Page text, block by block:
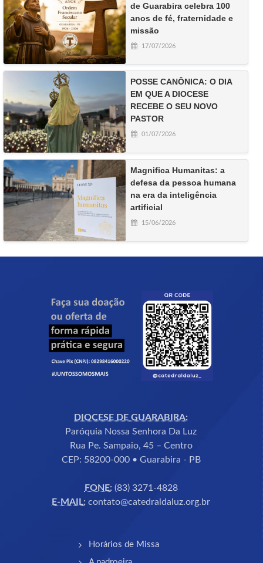
de Guarabira celebra 100
anos de fé, fraternidade e
missão
17/07/2026
POSSE CANÔNICA: O DIA
EM QUE A DIOCESE
RECEBE O SEU NOVO
PASTOR
01/07/2026
Magnifica Humanitas: a
defesa da pessoa humana
na era da inteligência
artificial
15/06/2026
DIOCESE DE GUARABIRA:
Paróquia Nossa Senhora Da Luz
Rua Pe. Sampaio, 45 – Centro
CEP: 58200-000 • Guarabira - PB
FONE:(83) 3271-4828
E-MAIL: contato@catedraldaluz.org.br
Horários de Missa